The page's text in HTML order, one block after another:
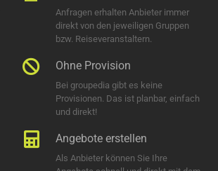
Anfragen erhalten Anbieter immer
direkt von den jeweiligen Gruppen
bzw. Reiseveranstaltern.
Ohne Provision
Bei groupedia gibt es keine
Provisionen. Das ist planbar, einfach
und direkt!
Angebote erstellen
Als Anbieter können Sie Ihre